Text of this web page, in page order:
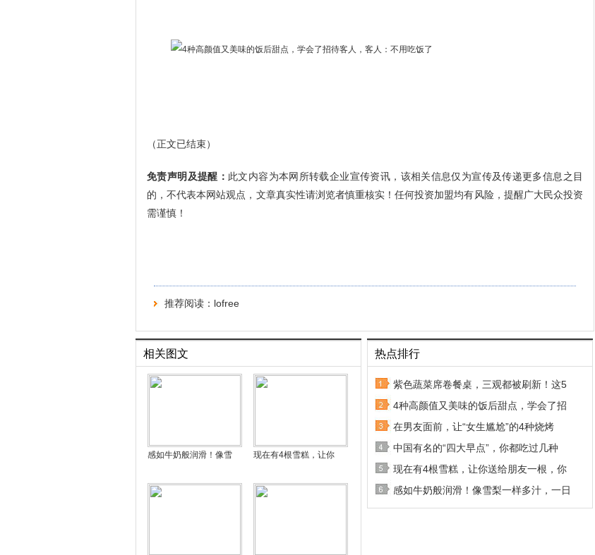
（正文已结束）
免责声明及提醒： 此文内容为本网所转载企业宣传资讯，该相关信息仅为宣传及传递更多信息之目
的，不代表本网站观点，文章真实性请浏览者慎重核实！任何投资加盟均有风险，提醒广大民众投资
需谨慎！
推荐阅读： lofree
相关图文
感如牛奶般润滑！像雪 现在有4根雪糕，让你
热点排行
紫色蔬菜席卷餐桌，三观都被刷新！这5
4种高颜值又美味的饭后甜点，学会了招
在男友面前，让“女生尴尬”的4种烧烤
中国有名的“四大早点”，你都吃过几种
现在有4根雪糕，让你送给朋友一根，你
感如牛奶般润滑！像雪梨一样多汁，一日